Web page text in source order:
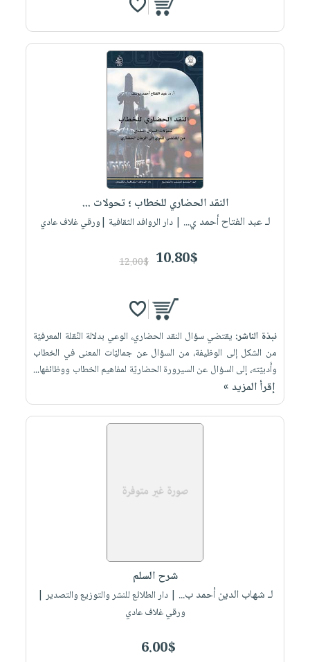
النقد الحضاري للخطاب ؛ تحولات ...
لـ عبد الفتاح أحمد ي... | دار الروافد الثقافية |ورقي غلاف عادي
10.80$
12.00$
نبذة الناشر: يقتضي سؤال النقد الحضاري، الوعي بدلالة النُقلة المعرفيّة
من الشكل إلى الوظيفة، من السؤال عن جماليّات المعنى في الخطاب
وأَدبيّته، إلى السؤال عن السيرورة الحضاريّة لمفاهيم الخطاب ووظائفها...
إقرأ المزيد »
شرح السلم
لـ شهاب الدين أحمد ب... | دار الطلائع للنشر والتوزيع والتصدير |
ورقي غلاف عادي
6.00$